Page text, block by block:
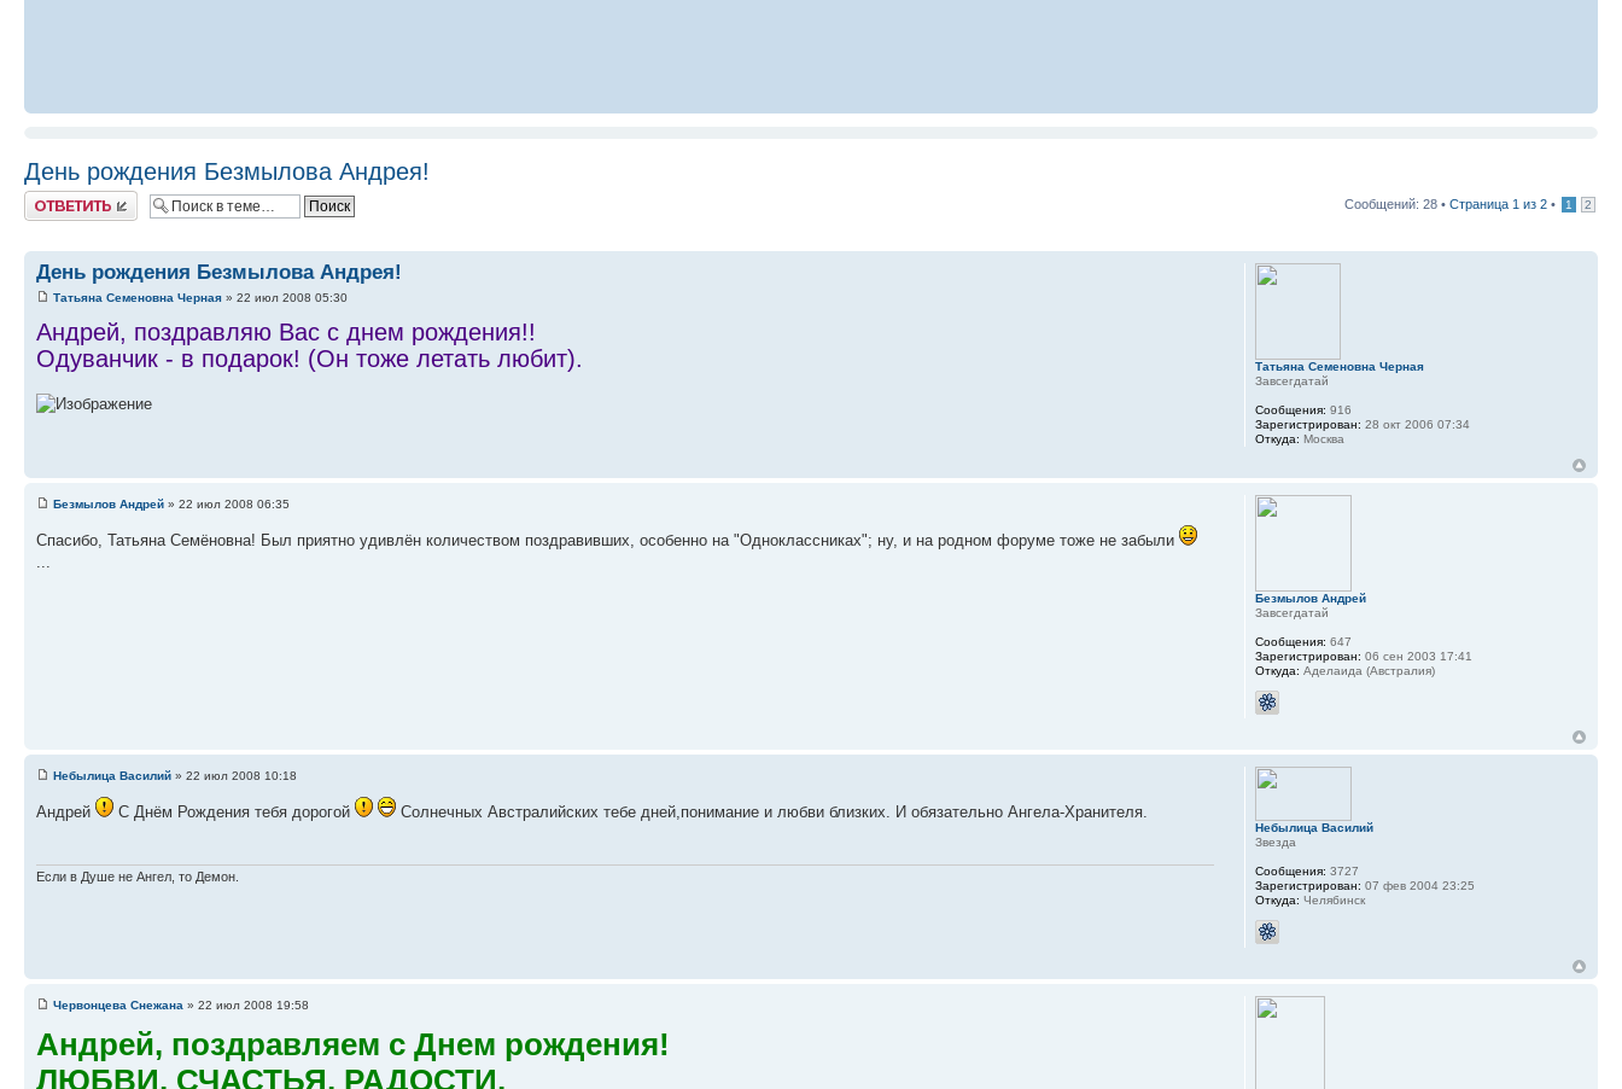
День рождения Безмылова Андрея!
Ответить Сообщений: 28 • Страница 1 из 2 • 1 2
День рождения Безмылова Андрея!
Татьяна Семеновна Черная » 22 июл 2008 05:30
Андрей, поздравляю Вас с днем рождения!!
Одуванчик - в подарок! (Он тоже летать любит).
Татьяна Семеновна Черная
Завсегдатай
Сообщения: 916
Зарегистрирован: 28 окт 2006 07:34
Откуда: Москва
Безмылов Андрей » 22 июл 2008 06:35
Спасибо, Татьяна Семёновна! Был приятно удивлён количеством поздравивших, особенно на "Одноклассниках"; ну, и на родном форуме тоже не забыли
Безмылов Андрей
Завсегдатай
Сообщения: 647
Зарегистрирован: 06 сен 2003 17:41
Откуда: Аделаида (Австралия)
Небылица Василий » 22 июл 2008 10:18
Андрей С Днём Рождения тебя дорогой Солнечных Австралийских тебе дней,понимание и любви близких. И обязательно Ангела-Хранителя.
Если в Душе не Ангел, то Демон.
Небылица Василий
Звезда
Сообщения: 3727
Зарегистрирован: 07 фев 2004 23:25
Откуда: Челябинск
Червонцева Снежана » 22 июл 2008 19:58
Андрей, поздравляем с Днем рождения!
ЛЮБВИ, СЧАСТЬЯ, РАДОСТИ,